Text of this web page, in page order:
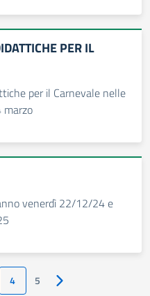
PER IL
per il Carnevale nelle
marzo
venerdì 22/12/24 e
4 5 Pagina successiva